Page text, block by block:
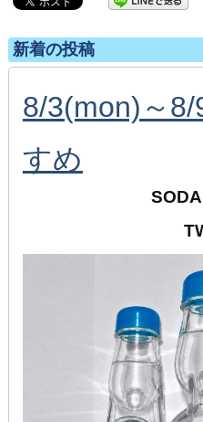
新着の投稿
8/3(mon)～
すめ